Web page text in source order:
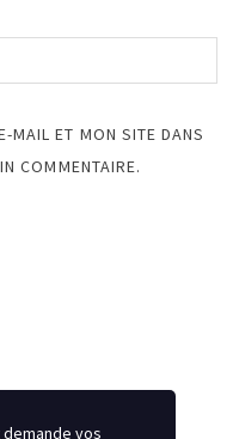
MAIL ET MON SITE DANS
COMMENTAIRE.
vos